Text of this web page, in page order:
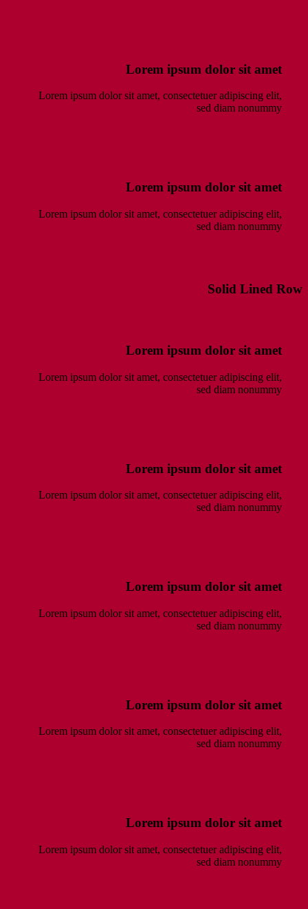
Lorem ipsum dolor sit amet
Lorem ipsum dolor sit amet, consectetuer adipiscing elit,
sed diam nonummy
Lorem ipsum dolor sit amet
Lorem ipsum dolor sit amet, consectetuer adipiscing elit,
sed diam nonummy
Solid Lined Row
Lorem ipsum dolor sit amet
Lorem ipsum dolor sit amet, consectetuer adipiscing elit,
sed diam nonummy
Lorem ipsum dolor sit amet
Lorem ipsum dolor sit amet, consectetuer adipiscing elit,
sed diam nonummy
Lorem ipsum dolor sit amet
Lorem ipsum dolor sit amet, consectetuer adipiscing elit,
sed diam nonummy
Lorem ipsum dolor sit amet
Lorem ipsum dolor sit amet, consectetuer adipiscing elit,
sed diam nonummy
Lorem ipsum dolor sit amet
Lorem ipsum dolor sit amet, consectetuer adipiscing elit,
sed diam nonummy